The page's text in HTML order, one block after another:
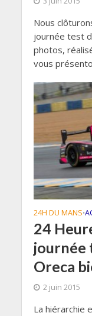
Nous
journée test
photos,
vous
24H DU MANS•
24
journée
Oreca
2 juin 2015
La hiérarchie